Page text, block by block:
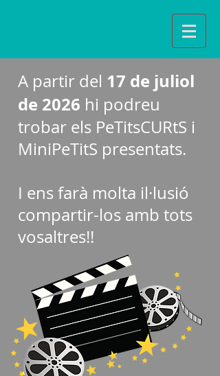
A partir del 17 de juliol
de 2026 hi podreu
trobar els PeTitsCURtS i
MiniPeTitS presentats.
I ens farà molta il·lusió
compartir-los amb tots
vosaltres!!